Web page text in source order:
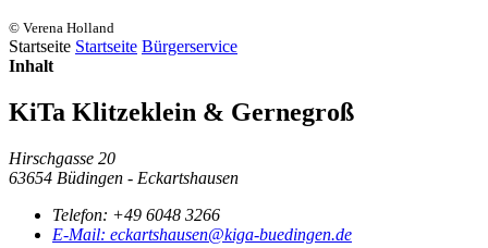
© Verena Holland
Startseite Startseite Bürgerservice
Inhalt
KiTa Klitzeklein & Gernegroß
Hirschgasse 20
63654 Büdingen - Eckartshausen
Telefon: +49 6048 3266
E-Mail: eckartshausen@kiga-buedingen.de